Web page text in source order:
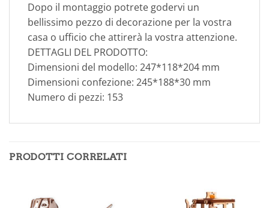
Dopo il montaggio potrete godervi un
bellissimo pezzo di decorazione per la vostra
casa o ufficio che attirerà la vostra attenzione.
DETTAGLI DEL PRODOTTO:
Dimensioni del modello: 247*118*204 mm
Dimensioni confezione: 245*188*30 mm
Numero di pezzi: 153
PRODOTTI CORRELATI